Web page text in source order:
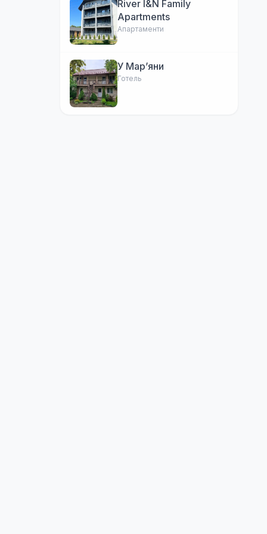
River I&N Family
Apartments
Апартаменти
У Марʼяни
Готель